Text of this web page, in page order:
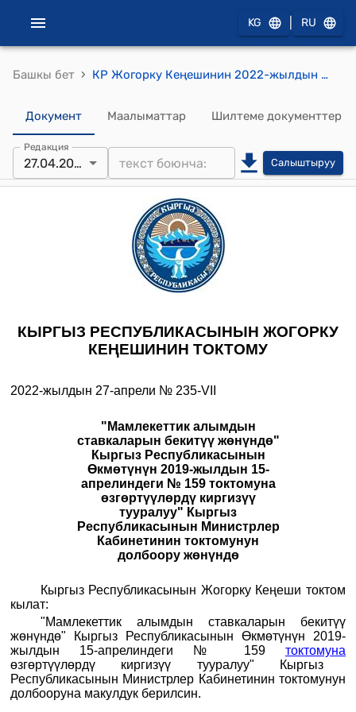
KG RU
Башкы бет › КР Жогорку Кеңешинин 2022-жылдын 27-апрелиндеги № 235-VII "Мамлекеттик алымдын ставкаларын бекитүү жөнүндө" Кыргыз Республикасынын Өкмөтүнүн 2019-жылдын 15-апрелиндеги № 159 токтомуна өзгөртүүлөрдү киргизүү тууралуу" Кыргыз Республикасынын Министрлер Кабинетинин токтомунун долбоору жөнүндө" токтому
Документ Маалыматтар Шилтеме документтер
Редакция
27.04.2022 Салыштыруу